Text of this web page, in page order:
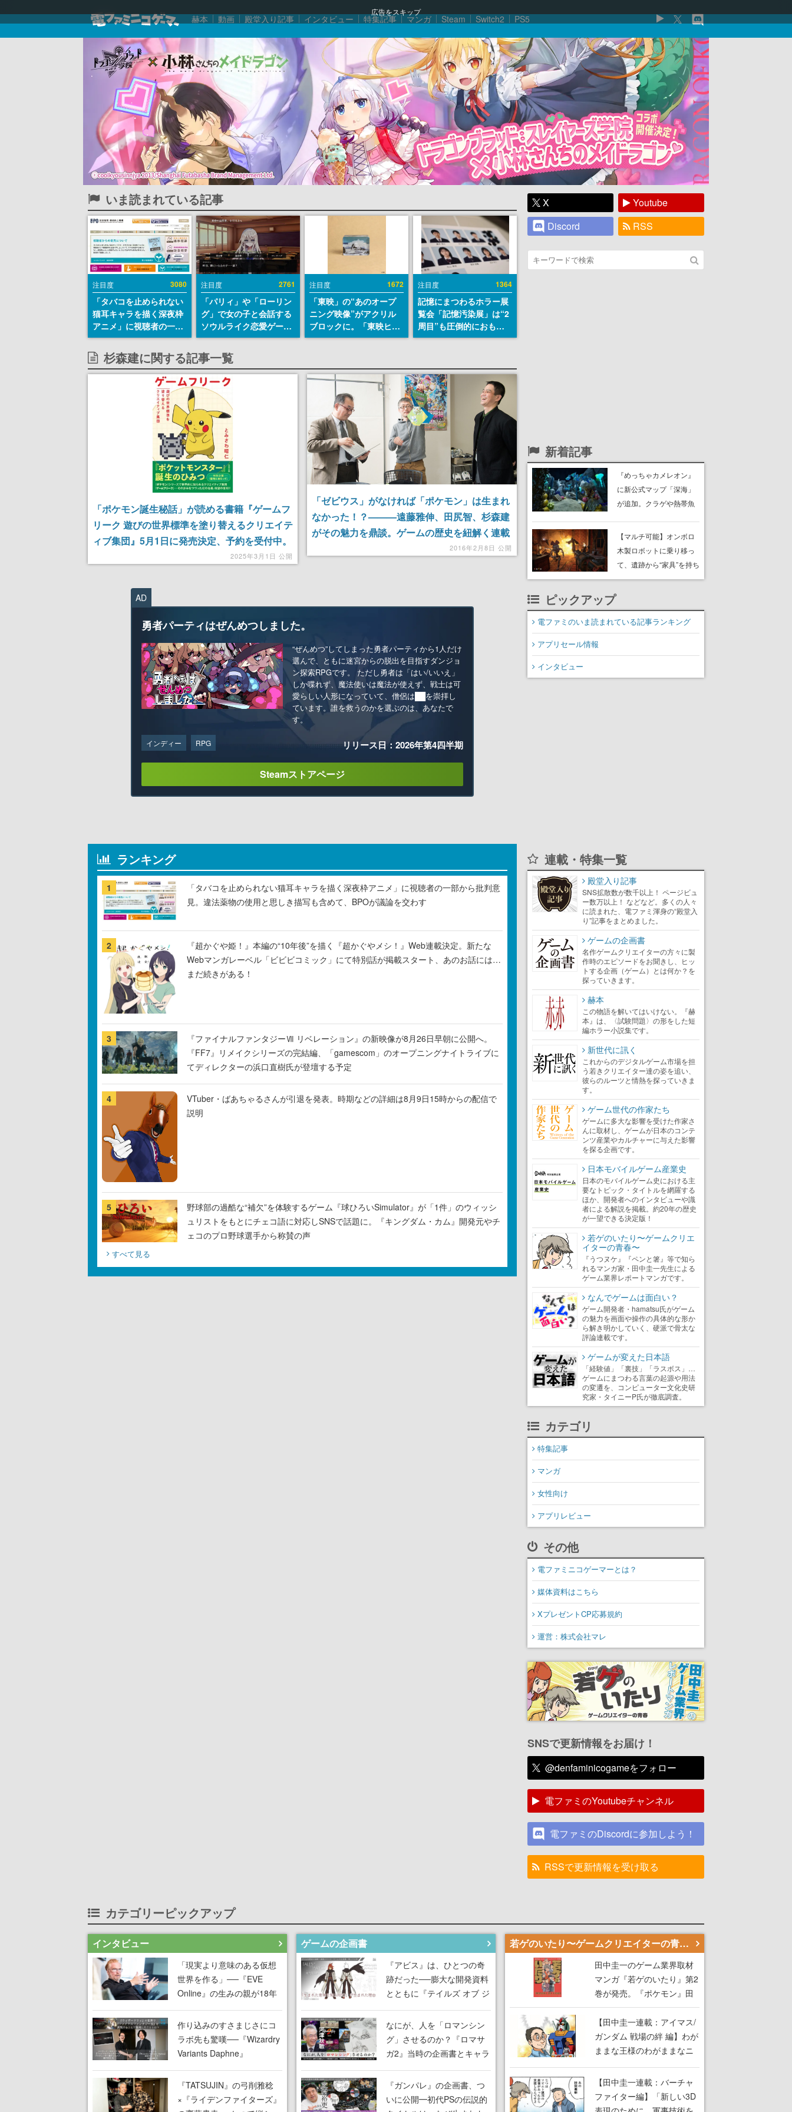
広告をスキップ
赫本 動画 殿堂入り記事 インタビュー 特集記事 マンガ Steam Switch2 PS5
いま読まれている記事
注目度 3080
「タバコを止められない
猫耳キャラを描く深夜枠
アニメ」に視聴者の一部
から批判意見。違法薬物
の使用と思しき描写も含
めて、BPOが議論を交わ
す
注目度 2761
「パリィ」や「ローリン
グ」で女の子と会話する
ソウルライク恋愛ゲーム
『小早川さんはソウルラ
イク』無料公開。返事に
失敗すると「YOU
DIED」
注目度 1672
「東映」の“あのオープ
ニング映像”がアクリル
ブロックに。「東映ヒス
トリカル グッズコレクシ
注目度 1364
記憶にまつわるホラー展
覧会「記憶汚染展」は“2
周目”も圧倒的におもし
ろい。自分の記憶が“汚
わる。1周目はホラーと
して、2周目はミステリ
ーの解決編として【ネタ
バレあり】
杉森建に関する記事一覧
「ポケモン誕生秘話」が読める書籍『ゲームフ
リーク 遊びの世界標準を塗り替えるクリエイテ
ィブ集団』5月1日に発売決定、予約を受付中。
「ゲームフリーク」の歴史を振り返る2000年の
の生みの親である田尻智氏の過去話も収録
2025年3月1日 公開
「ゼビウス」がなければ「ポケモン」は生まれ
なかった！？———遠藤雅伸、田尻智、杉森建
がその魅力を鼎談。ゲームの歴史を紐解く連載
シリーズ「ゲームの企画書」第一回2016年2月8日 公開
AD
勇者パーティはぜんめつしました。
“ぜんめつ”してしまった勇者パーティから1人だけ
選んで、ともに迷宮からの脱出を目指すダンジョ
ン探索RPGです。 ただし勇者は「はい/いいえ」
しか喋れず、魔法使いは魔法が使えず、戦士は可
愛らしい人形になっていて、僧侶は██を崇拝し
ています。誰を救うのかを選ぶのは、あなたで
す。
インディー RPG リリース日：2026年第4四半期
Steamストアページ
ランキング
1
「タバコを止められない猫耳キャラを描く深夜枠アニメ」に視聴者の一部から批判意
見。違法薬物の使用と思しき描写も含めて、BPOが議論を交わす
2
『超かぐや姫！』本編の“10年後”を描く『超かぐやメシ！』Web連載決定。新たな
Webマンガレーベル「ビビビコミック」にて特別話が掲載スタート、あのお話には…
まだ続きがある！
3
『ファイナルファンタジーⅦ リベレーション』の新映像が8月26日早朝に公開へ。
『FF7』リメイクシリーズの完結編、「gamescom」のオープニングナイトライブに
てディレクターの浜口直樹氏が登壇する予定
4
VTuber・ばあちゃるさんが引退を発表。時期などの詳細は8月9日15時からの配信で
説明
5
野球部の過酷な“補欠”を体験するゲーム『球ひろいSimulator』が「1件」のウィッシ
ュリストをもとにチェコ語に対応しSNSで話題に。『キングダム・カム』開発元やチ
ェコのプロ野球選手から称賛の声
すべて見る
X
Youtube
Discord
RSS
新着記事
『めっちゃカメレオン』
に新公式マップ「深海」
が追加。クラゲや熱帯魚
や大きな貝も
【マルチ可能】オンボロ
木製ロボットに乗り移っ
て、遺跡から“家具”を持ち
帰るホラーアクションゲ
売。迫る“腐敗”から逃げ延
び、持ち帰った家具で基
ピックアップ
電ファミのいま読まれている記事ランキング
アプリセール情報
インタビュー
連載・特集一覧
殿堂入り記事
SNS拡散数が数千以上！ ページビュ
ー数万以上！ などなど。多くの人々
に読まれた、電ファミ渾身の“殿堂入
り”記事をまとめました。
ゲームの企画書
名作ゲームクリエイターの方々に製
作時のエピソードをお聞きし、ヒッ
トする企画（ゲーム）とは何か？を
探っていきます。
赫本
この物語を解いてはいけない。『赫
本』は、〈試験問題〉の形をした短
編ホラー小説集です。
新世代に訊く
これからのデジタルゲーム市場を担
う若きクリエイター達の姿を追い、
彼らのルーツと情熱を探っていきま
す。
ゲーム世代の作家たち
ゲームに多大な影響を受けた作家さ
んに取材し、ゲームが日本のコンテ
ンツ産業やカルチャーに与えた影響
を探る企画です。
日本モバイルゲーム産業史
日本のモバイルゲーム史における主
要なトピック・タイトルを網羅する
ほか、開発者へのインタビューや識
者による解説を掲載。約20年の歴史
が一望できる決定版！
若ゲのいたり〜ゲームクリエ
イターの青春〜
『うつヌケ』『ペンと箸』等で知ら
れるマンガ家・田中圭一先生による
ゲーム業界レポートマンガです。
なんでゲームは面白い？
ゲーム開発者・hamatsu氏がゲーム
の魅力を画面や操作の具体的な形か
ら解き明かしていく、硬派で骨太な
評論連載です。
ゲームが変えた日本語
「経験値」「裏技」「ラスボス」…
ゲームにまつわる言葉の起源や用法
の変遷を、コンピューター文化史研
究家・タイニーP氏が徹底調査。
カテゴリ
特集記事
マンガ
女性向け
アプリレビュー
その他
電ファミニコゲーマーとは？
媒体資料はこちら
XプレゼントCP応募規約
運営：株式会社マレ
SNSで更新情報をお届け！
@denfaminicogameをフォロー
電ファミのYoutubeチャンネル
電ファミのDiscordに参加しよう！
RSSで更新情報を受け取る
カテゴリーピックアップ
インタビュー
「現実より意味のある仮想
世界を作る」──『EVE
Online』の生みの親が18年
掲げ続ける”クレイジーな宣
言”は、比喩ではなく本気だ
った
作り込みのすさまじさにコ
ラボ先も驚嘆──『Wizardry
Variants Daphne』
×『FFXI』コラボが期間限
定なのにジョブもキャラも
武器も戦闘システムもワン
『TATSUJIN』の弓削雅稔
×『ライデンファイターズ』
ゲームの企画書
『アビス』は、ひとつの奇
跡だった──膨大な開発資料
とともに『テイルズ オブ ジ
アビス』開発陣に聞く、
「生まれた意味を知る
RPG」が生まれた理由【ゲ
ームの企画書】
なにが、人を「ロマンシン
グ」させるのか？『ロマサ
ガ2』当時の企画書とキャラ
設定画から迫る、河津秋敏
がRPGに生み出した「ロマ
ン」の正体とは【ゲームの
『ガンパレ』の企画書、つ
いに公開━初代PSの伝説的
若ゲのいたり〜ゲームクリエイターの青春〜
田中圭一のゲーム業界取材
マンガ『若ゲのいたり』第2
巻が発売。『ポケモン』田
尻智さん、『ゼビウス』遠
藤雅伸さんらの貴重なエピ
ソードを収録
【田中圭一連載：アイマス/
ガンダム 戦場の絆 編】わが
ままな王様のわがままなニ
ーズを満たす！──小山順一
朗が貫く姿勢に、ゲームク
リエイターとしての矜持を
見た【若ゲのいたり最終
【田中圭一連載：バーチャ
ファイター編】「新しい3D